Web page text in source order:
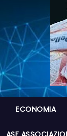
ECONOMIA